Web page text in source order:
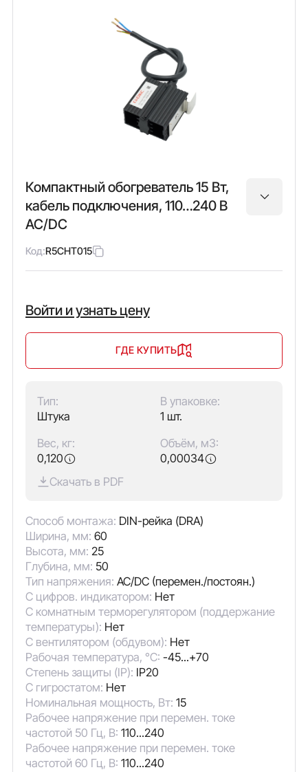
Компактный обогреватель 15 Вт,
кабель подключения, 110…240 В
AC/DC
Код:R5CHT015
Войти и узнать цену
ГДЕ КУПИТЬ
Тип:
Штука
В упаковке:
1 шт.
Вес, кг:
0,120
Объём, м3:
0,00034
Скачать в PDF
Способ монтажа: DIN-рейка (DRA)
Ширина, мм: 60
Высота, мм: 25
Глубина, мм: 50
Тип напряжения: AC/DC (перемен./постоян.)
С цифров. индикатором: Нет
С комнатным терморегулятором (поддержание
температуры): Нет
С вентилятором (обдувом): Нет
Рабочая температура, °C: -45...+70
Степень защиты (IP): IP20
С гигростатом: Нет
Номинальная мощность, Вт: 15
Рабочее напряжение при перемен. токе
частотой 50 Гц, В: 110...240
Рабочее напряжение при перемен. токе
частотой 60 Гц, В: 110...240